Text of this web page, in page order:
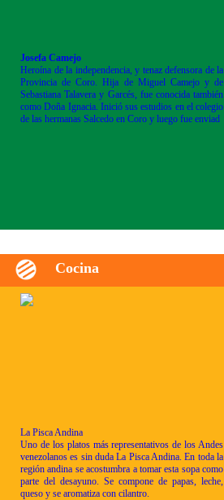
Josefa Camejo
Heroína de la independencia, y tenaz defensora de la
Provincia de Coro. Hija de Miguel Camejo y de
Sebastiana Talavera y Garcés, fue conocida también
como Doña Ignacia. Inició sus estudios en el colegio
de las hermanas Salcedo en Coro y luego fue enviad
Cocina
La Pisca Andina
Uno de los platos más representativos de los Andes
venezolanos es sin duda La Pisca Andina. En toda la
región andina se acostumbra a tomar esta sopa como
parte del desayuno. Se compone de papas, leche,
queso y se aromatiza con cilantro.